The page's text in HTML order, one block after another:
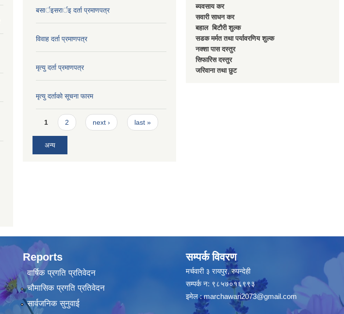
बसार्इसरार्इ दर्ता प्रमाणपत्र
विवाह दर्ता प्रमाणपत्र
मृत्यु दर्ता प्रमाणपत्र
मृत्यु दर्ताकाे सूचना फारम
Pages
1 2 next › last »
अन्य
ब्यवसाय कर
सवारी साधन कर
बहाल बिटाैरी शुल्क
सडक मर्मत तथा पर्यावरणिय शुल्क
नक्शा पास दस्तुर
सिफारिस दस्तुर
जरिवाना तथा छुट
Reports
वार्षिक प्रगति प्रतिवेदन
चौमासिक प्रगति प्रतिवेदन
सार्वजनिक सुनुवाई
सम्पर्क विवरण
मर्चवारी ३ रायपुर, रुपन्देही
सम्पर्क न: ९८५७०१६९९३
इमेल :marchawari2073@gmail.com